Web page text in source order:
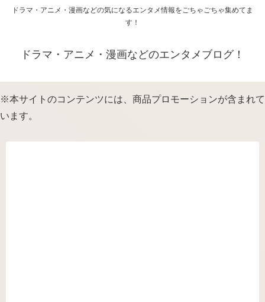
ドラマ・アニメ・漫画などの気になるエンタメ情報をごちゃごちゃ集めてま
す！
ドラマ・アニメ・漫画などのエンタメブログ！
※本サイトのコンテンツには、商品プロモーションが含まれて
います。